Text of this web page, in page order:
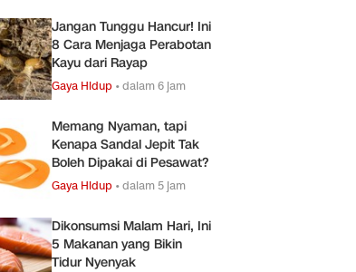
Jangan Tunggu Hancur! Ini
8 Cara Menjaga Perabotan
Kayu dari Rayap
Gaya Hidup •dalam 6 jam
Memang Nyaman, tapi
Kenapa Sandal Jepit Tak
Boleh Dipakai di Pesawat?
Gaya Hidup •dalam 5 jam
Dikonsumsi Malam Hari, Ini
5 Makanan yang Bikin
Tidur Nyenyak